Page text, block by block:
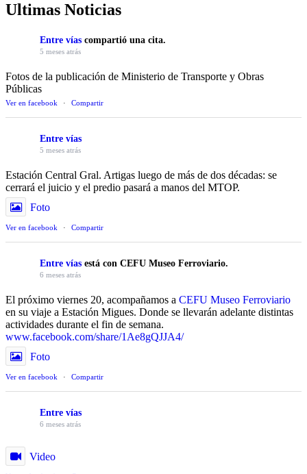
Ultimas Noticias
Entre vías compartió una cita.
5 meses atrás
Fotos de la publicación de Ministerio de Transporte y Obras
Públicas
Ver en facebook · Compartir
Entre vías
5 meses atrás
Estación Central Gral. Artigas luego de más de dos décadas: se
cerrará el juicio y el predio pasará a manos del MTOP.
Foto
Ver en facebook · Compartir
Entre vías está con CEFU Museo Ferroviario.
6 meses atrás
El próximo viernes 20, acompañamos a CEFU Museo Ferroviario
en su viaje a Estación Migues. Donde se llevarán adelante distintas
actividades durante el fin de semana.
www.facebook.com/share/1Ae8gQJJA4/
Foto
Ver en facebook · Compartir
Entre vías
6 meses atrás
Video